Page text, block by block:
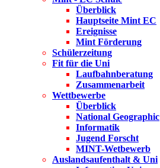
Überblick
Hauptseite Mint EC
Ereignisse
Mint Förderung
Schülerzeitung
Fit für die Uni
Laufbahnberatung
Zusammenarbeit
Wettbewerbe
Überblick
National Geographic
Informatik
Jugend Forscht
MINT-Wetbewerb
Auslandsaufenthalt & Uni